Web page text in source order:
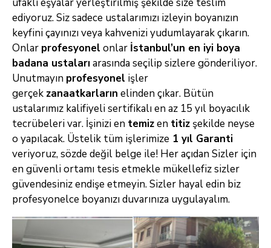
ufaklı eşyalar yerleştirilmiş şekilde size teslim
ediyoruz. Siz sadece ustalarımızı izleyin boyanızın
keyfini çayınızı veya kahveniziyudumlayarak çıkarın.
Onlar profesyonel onlar İstanbul’un en iyi boya
badana ustalarıarasında seçilip sizlere gönderiliyor.
Unutmayın profesyonel işler
gerçek zanaatkarların elinden çıkar. Bütün
ustalarımız kalifiyeli sertifikalı en az 15 yıl boyacılık
tecrübeleri var. İşinizi en temizen titiz şekilde neyse
o yapılacak. Üstelik tüm işlerimize 1 yıl Garanti
veriyoruz, sözde değil belge ile! Her açıdan Sizler için
en güvenli ortamı tesis etmekle mükellefiz sizler
güvendesiniz endişe etmeyin. Sizler hayal edin biz
profesyonelce boyanızı duvarınıza uygulayalım.